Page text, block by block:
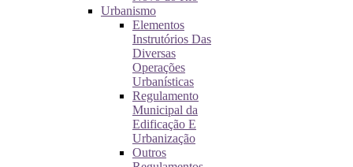
Urbanismo
Elementos
Instrutórios Das
Diversas
Operações
Urbanísticas
Regulamento
Municipal da
Edificação E
Urbanização
Outros